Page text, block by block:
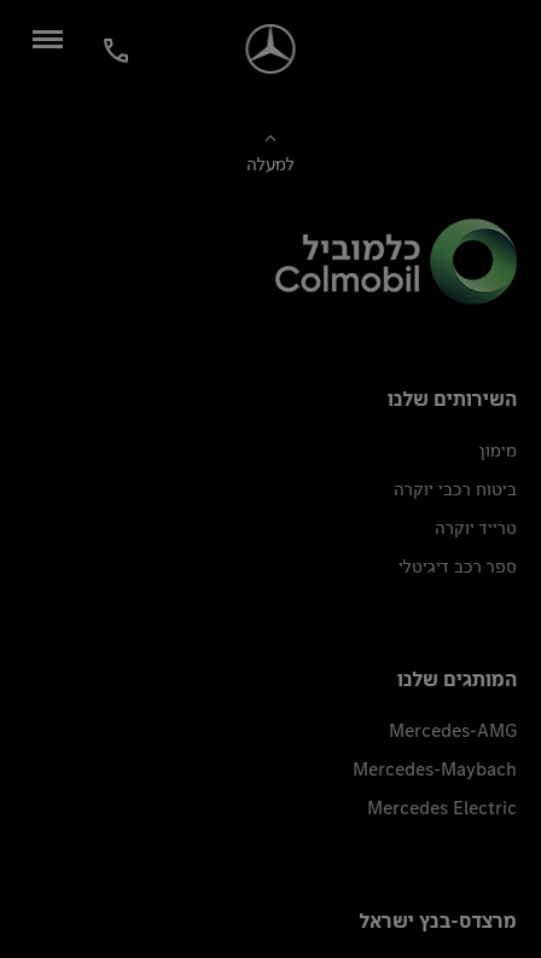
למעלה
השירותים שלנו
מימון
ביטוח רכבי יוקרה
טרייד יוקרה
ספר רכב דיגיטלי
המותגים שלנו
Mercedes-AMG
Mercedes-Maybach
Mercedes Electric
מרצדס-בנץ ישראל